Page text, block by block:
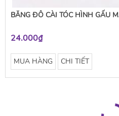
BĂNG ĐÔ CÀI TÓC HÌNH GẤU
24.000₫
MUA HÀNG CHI TIẾT